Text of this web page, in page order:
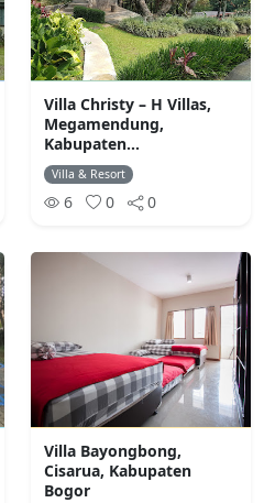
Villa Christy – H Villas,
Megamendung,
Kabupaten...
Villa & Resort
6 0 0
Villa Bayongbong,
Cisarua, Kabupaten
Bogor